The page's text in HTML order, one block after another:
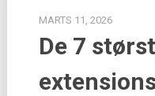
MARTS 11, 2026
De 7